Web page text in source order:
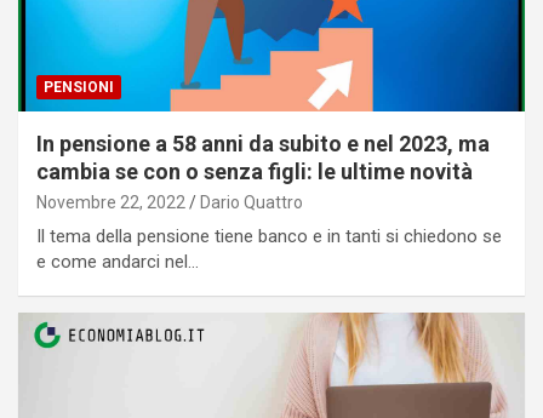
PENSIONI
In pensione a 58 anni da subito e nel 2023, ma
cambia se con o senza figli: le ultime novità
Novembre 22, 2022 Dario Quattro
Il tema della pensione tiene banco e in tanti si chiedono se
e come andarci nel…